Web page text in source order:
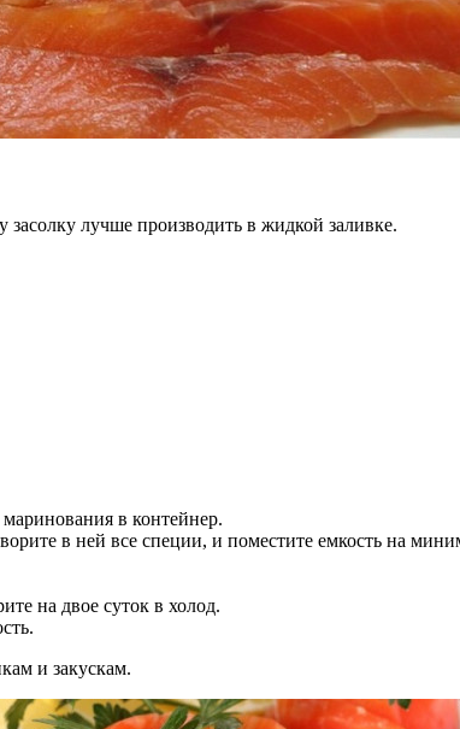
засолку лучше производить в жидкой заливке.
в контейнер.
в ней все специи, и поместите емкость на
на двое суток в холод.
и закускам.